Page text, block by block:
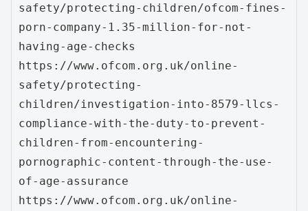
safety/protecting-children/ofcom-fines-
porn-company-1.35-million-for-not-
having-age-checks
https://www.ofcom.org.uk/online-
safety/protecting-
children/investigation-into-8579-llcs-
compliance-with-the-duty-to-prevent-
children-from-encountering-
pornographic-content-through-the-use-
of-age-assurance
https://www.ofcom.org.uk/online-